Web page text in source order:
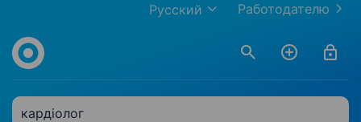
Работодателю
Русский
кардіолог